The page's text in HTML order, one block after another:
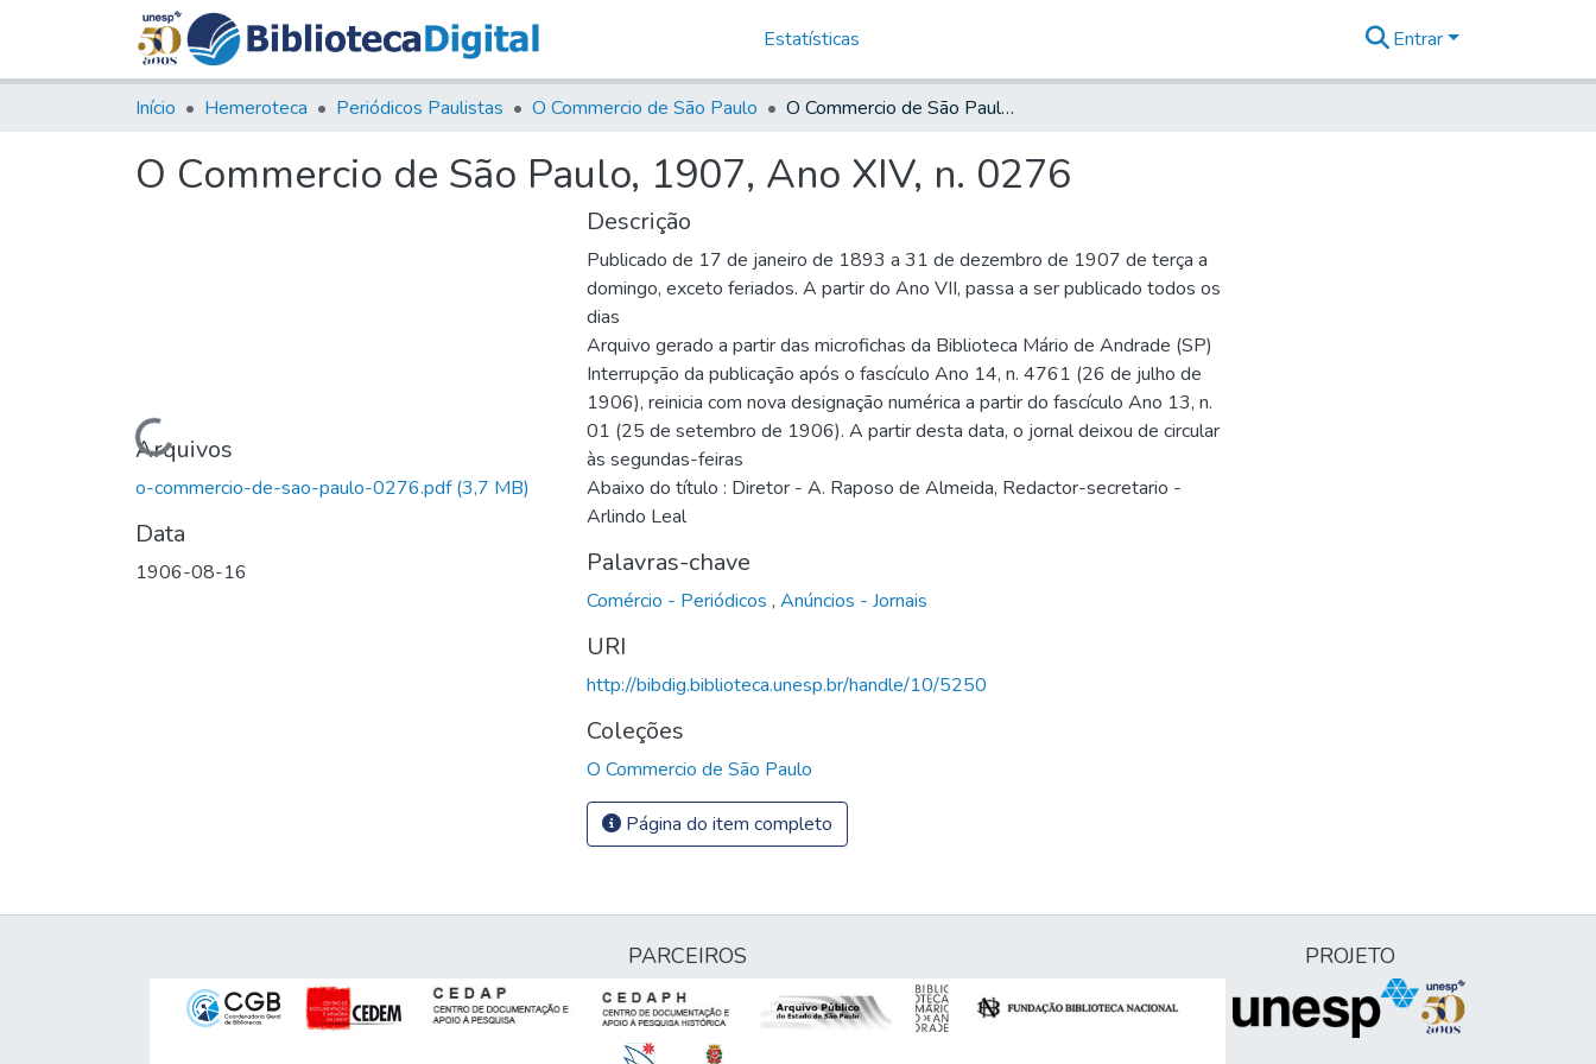
Estatísticas Entrar
Início Hemeroteca Periódicos Paulistas O Commercio de São Paulo O Commercio de São Paulo, 1907, Ano XIV, n. 0276
O Commercio de São Paulo, 1907, Ano XIV, n. 0276
Carregando...
Arquivos
o-commercio-de-sao-paulo-0276.pdf(3,7 MB)
Data
1906-08-16
Descrição
Publicado de 17 de janeiro de 1893 a 31 de dezembro de 1907 de terça a
domingo, exceto feriados. A partir do Ano VII, passa a ser publicado todos os
dias
Arquivo gerado a partir das microfichas da Biblioteca Mário de Andrade (SP)
Interrupção da publicação após o fascículo Ano 14, n. 4761 (26 de julho de
1906), reinicia com nova designação numérica a partir do fascículo Ano 13, n.
01 (25 de setembro de 1906). A partir desta data, o jornal deixou de circular
às segundas-feiras
Abaixo do título : Diretor - A. Raposo de Almeida, Redactor-secretario -
Arlindo Leal
Palavras-chave
Comércio - Periódicos , Anúncios - Jornais
URI
http://bibdig.biblioteca.unesp.br/handle/10/5250
Coleções
O Commercio de São Paulo
Página do item completo
PARCEIROS PROJETO